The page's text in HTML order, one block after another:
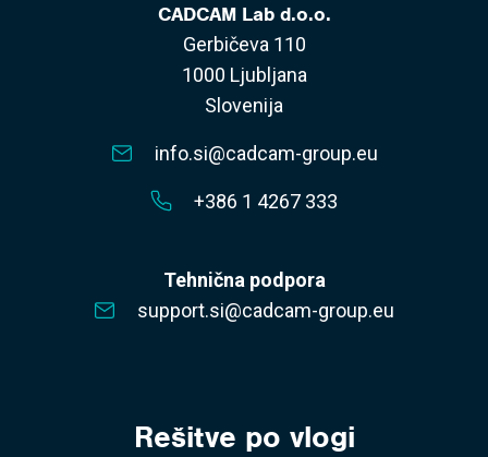
CADCAM Lab d.o.o.
Gerbičeva 110
1000 Ljubljana
Slovenija
info.si@cadcam-group.eu
+386 1 4267 333
Tehnična podpora
support.si@cadcam-group.eu
Rešitve po vlogi